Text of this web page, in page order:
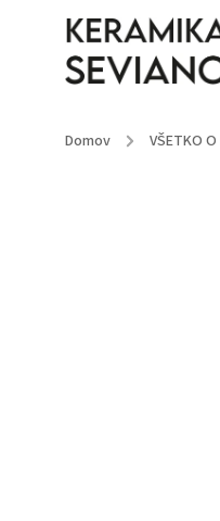
Domov / VŠETKO O